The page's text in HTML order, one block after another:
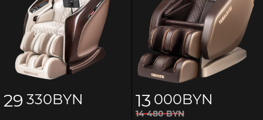
29 330BYN 13 000BYN
14 480BYN